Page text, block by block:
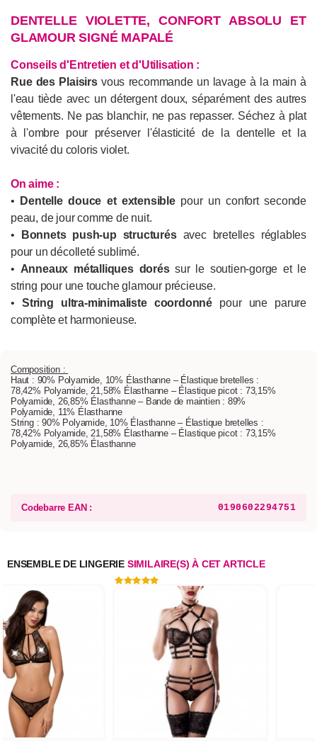
DENTELLE VIOLETTE, CONFORT ABSOLU ET
GLAMOUR SIGNÉ MAPALÉ
Conseils d'Entretien et d'Utilisation :
Rue des Plaisirsvous recommande un lavage à la main à
l'eau tiède avec un détergent doux, séparément des autres
vêtements. Ne pas blanchir, ne pas repasser. Séchez à plat
à l'ombre pour préserver l'élasticité de la dentelle et la
vivacité du coloris violet.
On aime :
•
Dentelle douce et extensiblepour un confort seconde
peau, de jour comme de nuit.
•
Bonnets push-up structurésavec bretelles réglables
pour un décolleté sublimé.
• Anneaux métalliques doréssur le soutien-gorge et le
string pour une touche glamour précieuse.
• String ultra-minimaliste coordonné pour une parure
complète et harmonieuse.
Composition :
Haut : 90% Polyamide, 10% Élasthanne – Élastique bretelles :
78,42% Polyamide, 21,58% Élasthanne – Élastique picot : 73,15%
Polyamide, 26,85% Élasthanne – Bande de maintien : 89%
Polyamide, 11% Élasthanne
String : 90% Polyamide, 10% Élasthanne – Élastique bretelles :
78,42% Polyamide, 21,58% Élasthanne – Élastique picot : 73,15%
Polyamide, 26,85% Élasthanne
Codebarre EAN : 0190602294751
ENSEMBLE DE LINGERIE SIMILAIRE(S) À CET ARTICLE